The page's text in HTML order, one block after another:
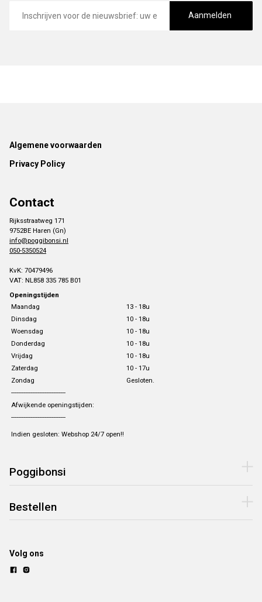
mailadres
Aanmelden
Footer
Algemene voorwaarden
Privacy Policy
Contact
Rijksstraatweg 171
9752BE Haren (Gn)
info@poggibonsi.nl
050-5350524
KvK: 70479496
VAT: NL858 335 785 B01
Openingstijden
Maandag
13 - 18u
Dinsdag
10 - 18u
Woensdag
10 - 18u
Donderdag
10 - 18u
Vrijdag
10 - 18u
Zaterdag
10 - 17u
Zondag
Gesloten.
-------------------------------
Afwijkende openingstijden:
-------------------------------
Indien gesloten: Webshop 24/7 open!!
Poggibonsi
Bestellen
Volg ons